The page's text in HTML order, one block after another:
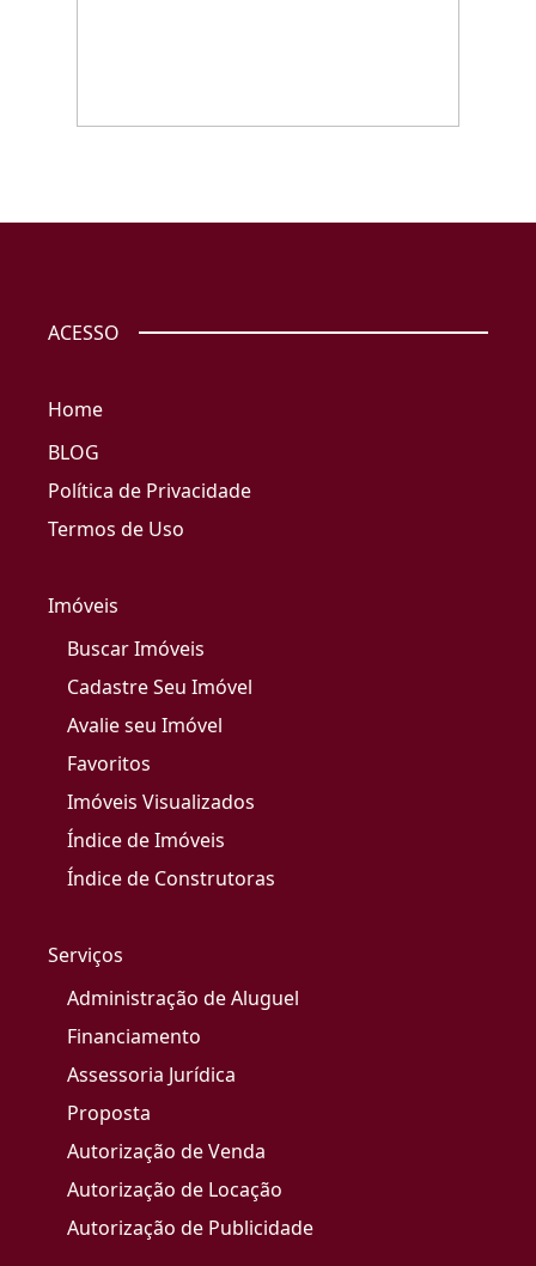
ACESSO
Home
BLOG
Política de Privacidade
Termos de Uso
Imóveis
Buscar Imóveis
Cadastre Seu Imóvel
Avalie seu Imóvel
Favoritos
Imóveis Visualizados
Índice de Imóveis
Índice de Construtoras
Serviços
Administração de Aluguel
Financiamento
Assessoria Jurídica
Proposta
Autorização de Venda
Autorização de Locação
Autorização de Publicidade